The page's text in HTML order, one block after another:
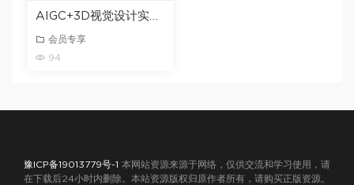
AIGC+3D视觉设计实战训练营
会员专享
94
豫ICP备19013779号-1 本网站资源来源于网络，仅供交流和学习使用，请
在下载后24小时内删除。本站资源版权归原作者所有，请购买正版资源。